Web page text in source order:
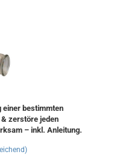
einer bestimmten
zerstöre jeden
– inkl. Anleitung.